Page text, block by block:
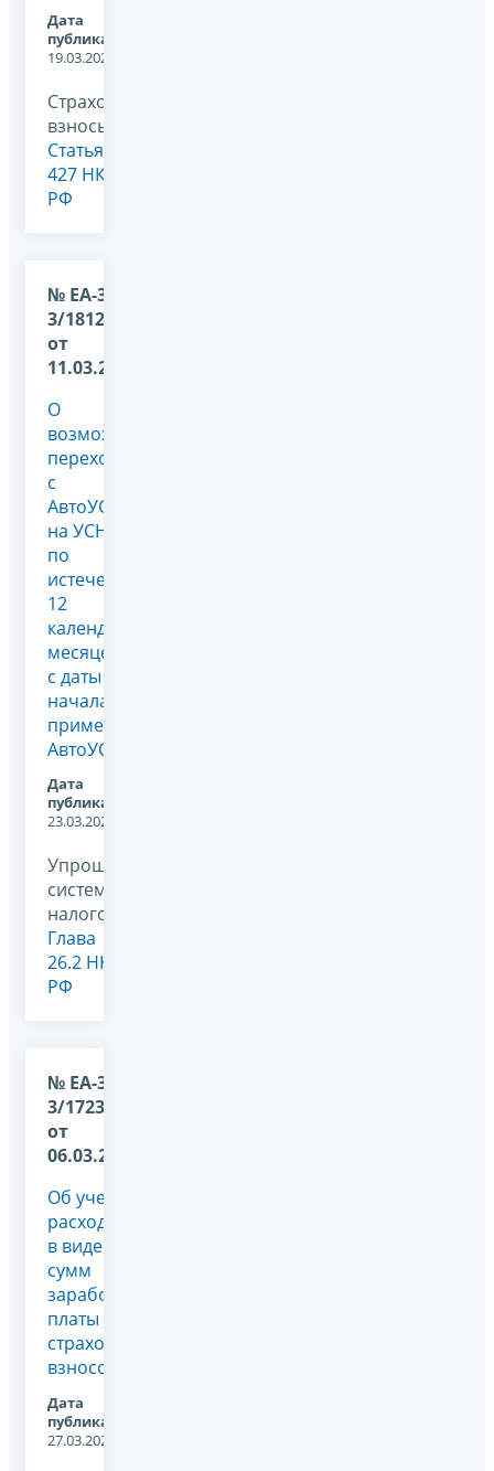
Дата
публикации:
19.03.2026
Страховые
взносы,
Статья
427 НК
РФ
№ ЕА-36-
3/1812@
от
11.03.2026
О
возможности
перехода
с
АвтоУСН
на УСН
по
истечении
12
календарных
месяцев
с даты
начала
применения
АвтоУСН
Дата
публикации:
23.03.2026
Упрощенная
система
налогообложения,
Глава
26.2 НК
РФ
№ ЕА-36-
3/1723@
от
06.03.2026
Об учете
расходов
в виде
сумм
заработной
платы и
страховых
взносов
Дата
публикации:
27.03.2026